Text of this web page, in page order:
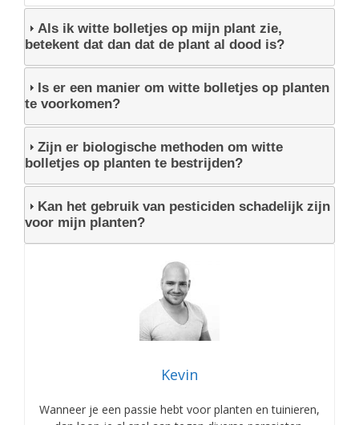
Als ik witte bolletjes op mijn plant zie,
betekent dat dan dat de plant al dood is?
Is er een manier om witte bolletjes op planten
te voorkomen?
Zijn er biologische methoden om witte
bolletjes op planten te bestrijden?
Kan het gebruik van pesticiden schadelijk zijn
voor mijn planten?
Kevin
Wanneer je een passie hebt voor planten en tuinieren,